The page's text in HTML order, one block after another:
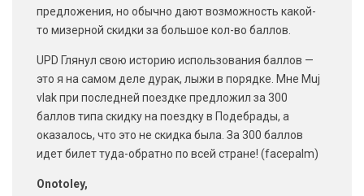
предложения, но обычно дают возможность какой-
то мизерной скидки за большое кол-во баллов.
UPD Глянул свою историю использования баллов —
это я на самом деле дурак, лыжи в порядке. Мне Muj
vlak при последней поездке предложил за 300
баллов типа скидку на поездку в Подебрады, а
оказалось, что это не скидка была. За 300 баллов
идет билет туда-обратно по всей стране! (facepalm)
Onotoley,